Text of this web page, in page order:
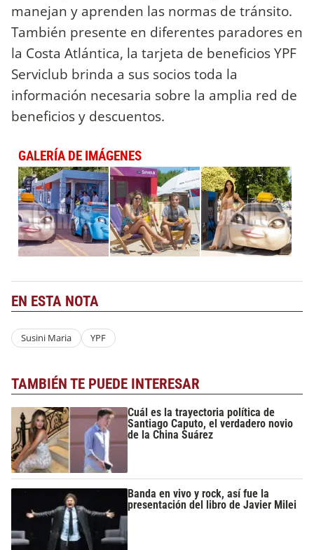
manejan y aprenden las normas de tránsito.
También presente en diferentes paradores en
la Costa Atlántica, la tarjeta de beneficios YPF
Serviclub brinda a sus socios toda la
información necesaria sobre la amplia red de
beneficios y descuentos.
GALERÍA DE IMÁGENES
EN ESTA NOTA
Susini Maria YPF
TAMBIÉN TE PUEDE INTERESAR
Cuál es la trayectoria política de
Santiago Caputo, el verdadero novio
de la China Suárez
Banda en vivo y rock, así fue la
presentación del libro de Javier Milei